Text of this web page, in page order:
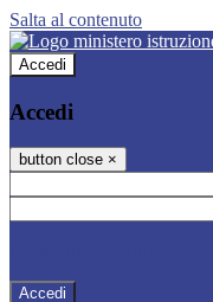
Salta al contenuto
Accedi
Accedi
button close ×